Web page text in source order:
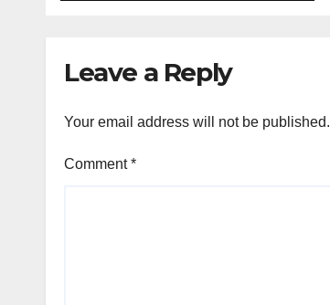
Leave a Reply
Your email address will not be published.
Comment*